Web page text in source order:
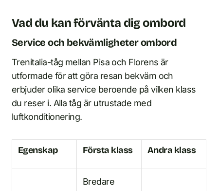
Vad du kan förvänta dig ombord
Service och bekvämligheter ombord
Trenitalia-tåg mellan Pisa och Florens är
utformade för att göra resan bekväm och
erbjuder olika service beroende på vilken klass
du reser i. Alla tåg är utrustade med
luftkonditionering.
Egenskap Första klass Andra klass
Bredare